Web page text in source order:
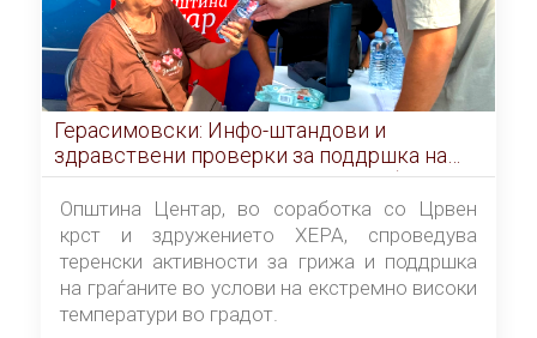
Герасимовски: Инфо-штандови и
здравствени проверки за поддршка на
граѓаните во услови на топлотен бран
Општина Центар, во соработка со Црвен
крст и здружението ХЕРА, спроведува
теренски активности за грижа и поддршка
на граѓаните во услови на екстремно високи
температури во градот.